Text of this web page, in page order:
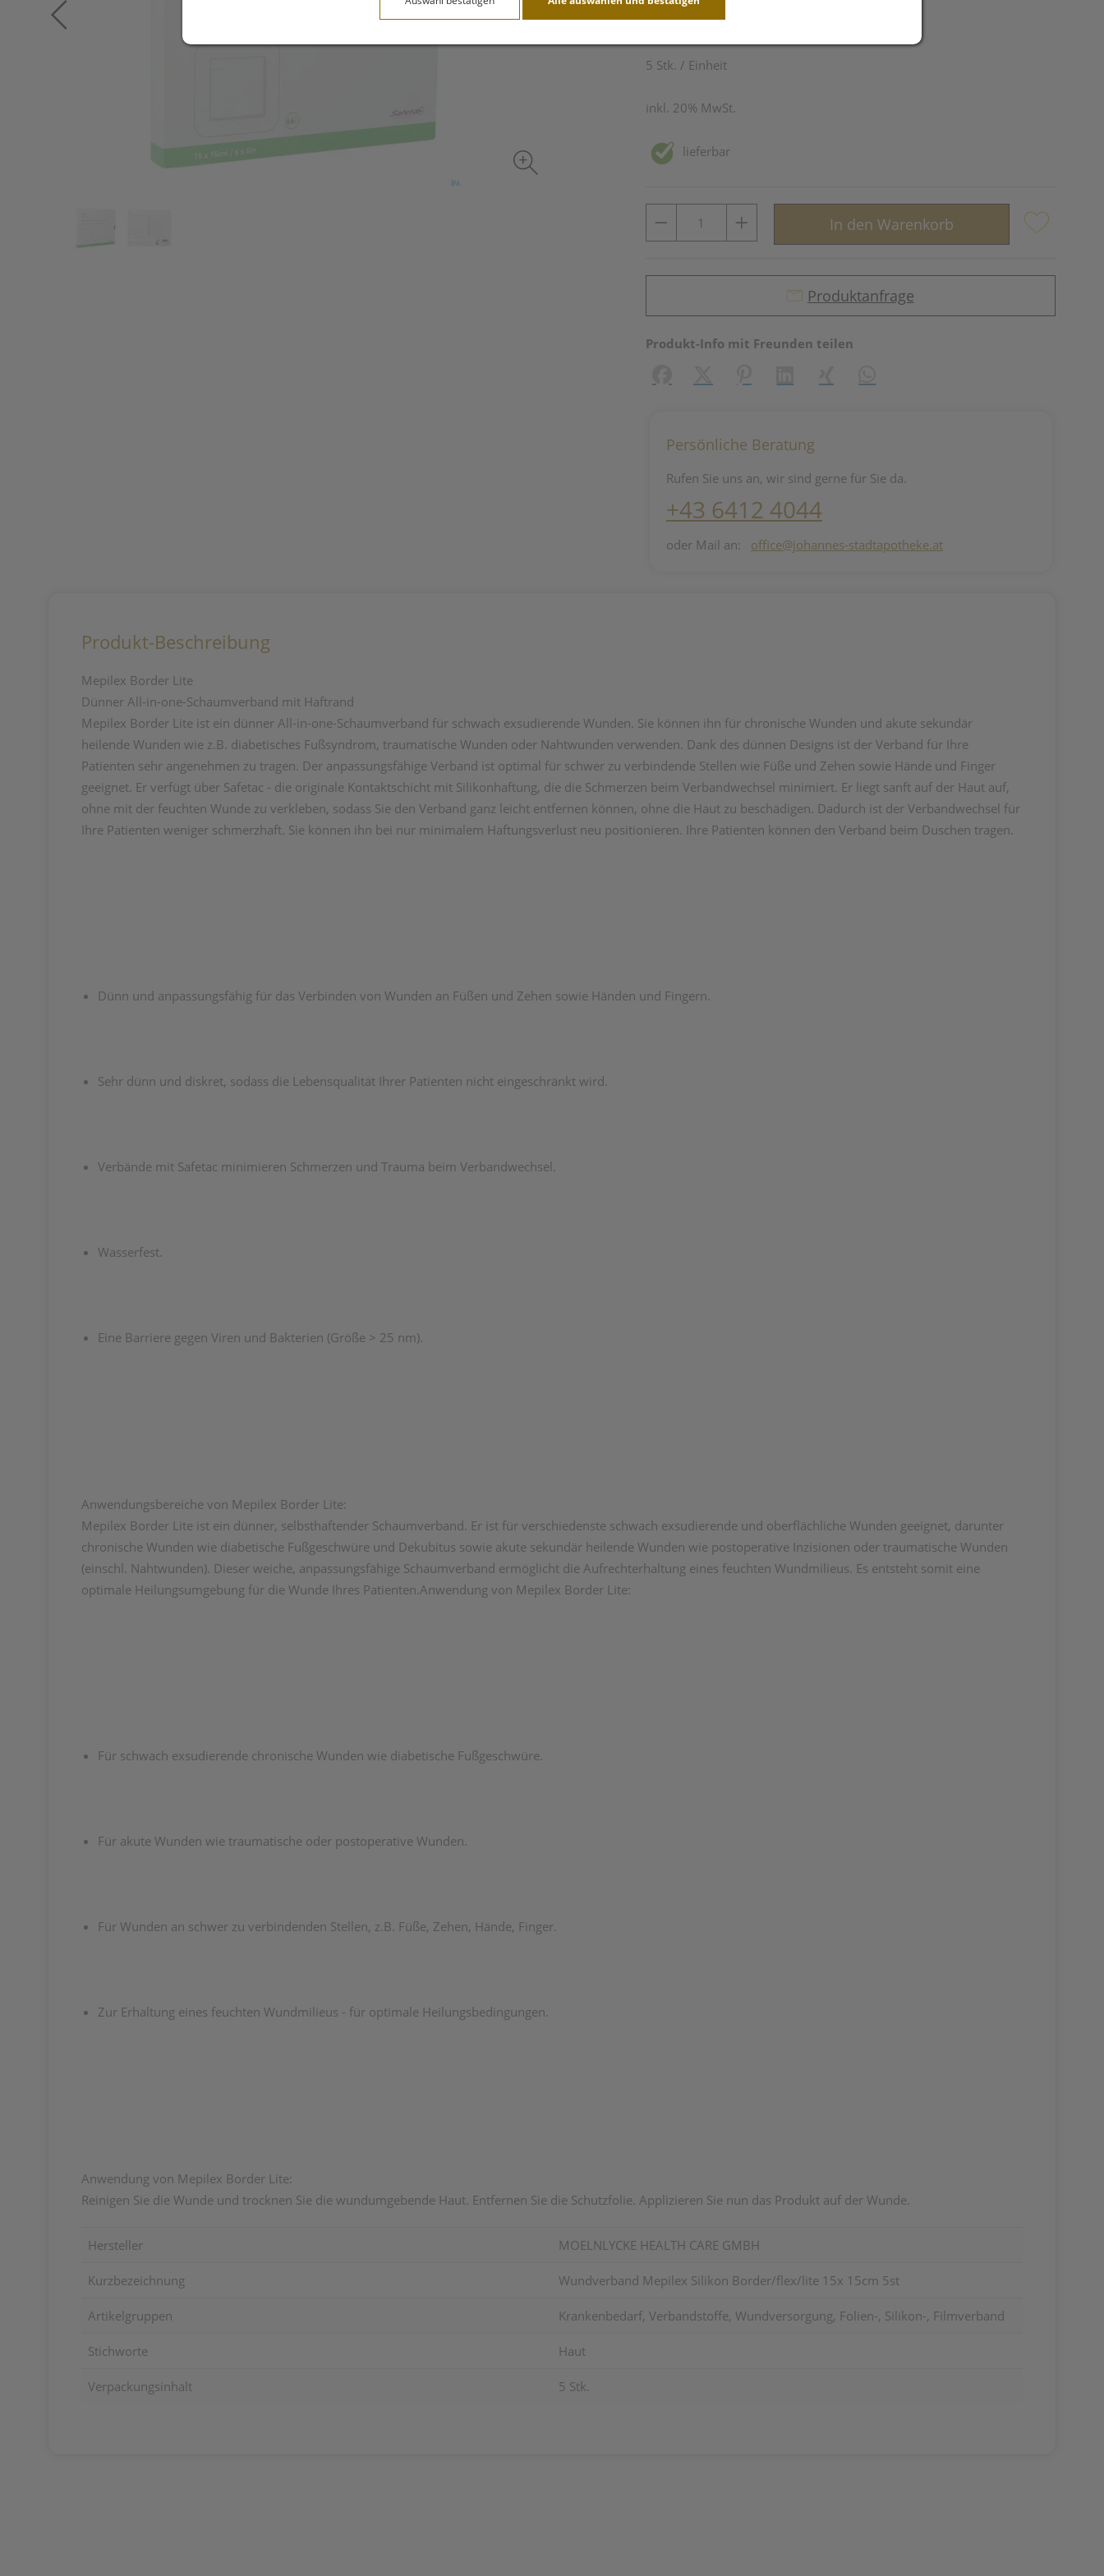
5 Stk. / Einheit
inkl. 20% MwSt.
lieferbar
In den Warenkorb
Produktanfrage
Produkt-Info mit Freunden teilen
Persönliche Beratung
Rufen Sie uns an, wir sind gerne für Sie da.
+43 6412 4044
oder Mail an: office@johannes-stadtapotheke.at
Produkt-Beschreibung
Mepilex Border Lite
Dünner All-in-one-Schaumverband mit Haftrand
Mepilex Border Lite ist ein dünner All-in-one-Schaumverband für schwach exsudierende Wunden. Sie können ihn für chronische Wunden und akute sekundär
heilende Wunden wie z.B. diabetisches Fußsyndrom, traumatische Wunden oder Nahtwunden verwenden. Dank des dünnen Designs ist der Verband für Ihre
Patienten sehr angenehmen zu tragen. Der anpassungsfähige Verband ist optimal für schwer zu verbindende Stellen wie Füße und Zehen sowie Hände und Finger
geeignet. Er verfügt über Safetac - die originale Kontaktschicht mit Silikonhaftung, die die Schmerzen beim Verbandwechsel minimiert. Er liegt sanft auf der Haut auf,
ohne mit der feuchten Wunde zu verkleben, sodass Sie den Verband ganz leicht entfernen können, ohne die Haut zu beschädigen. Dadurch ist der Verbandwechsel für
Ihre Patienten weniger schmerzhaft. Sie können ihn bei nur minimalem Haftungsverlust neu positionieren. Ihre Patienten können den Verband beim Duschen tragen.
Dünn und anpassungsfähig für das Verbinden von Wunden an Füßen und Zehen sowie Händen und Fingern.
Sehr dünn und diskret, sodass die Lebensqualität Ihrer Patienten nicht eingeschränkt wird.
Verbände mit Safetac minimieren Schmerzen und Trauma beim Verbandwechsel.
Wasserfest.
Eine Barriere gegen Viren und Bakterien (Größe > 25 nm).
Anwendungsbereiche von Mepilex Border Lite:
Mepilex Border Lite ist ein dünner, selbsthaftender Schaumverband. Er ist für verschiedenste schwach exsudierende und oberflächliche Wunden geeignet, darunter
chronische Wunden wie diabetische Fußgeschwüre und Dekubitus sowie akute sekundär heilende Wunden wie postoperative Inzisionen oder traumatische Wunden
(einschl. Nahtwunden). Dieser weiche, anpassungsfähige Schaumverband ermöglicht die Aufrechterhaltung eines feuchten Wundmilieus. Es entsteht somit eine
optimale Heilungsumgebung für die Wunde Ihres Patienten.Anwendung von Mepilex Border Lite:
Für schwach exsudierende chronische Wunden wie diabetische Fußgeschwüre.
Für akute Wunden wie traumatische oder postoperative Wunden.
Für Wunden an schwer zu verbindenden Stellen, z.B. Füße, Zehen, Hände, Finger.
Zur Erhaltung eines feuchten Wundmilieus - für optimale Heilungsbedingungen.
Anwendung von Mepilex Border Lite:
Reinigen Sie die Wunde und trocknen Sie die wundumgebende Haut. Entfernen Sie die Schutzfolie. Applizieren Sie nun das Produkt auf der Wunde.
Hersteller MOELNLYCKE HEALTH CARE GMBH
Kurzbezeichnung Wundverband Mepilex Silikon Border/flex/lite 15x 15cm 5st
Artikelgruppen Krankenbedarf, Verbandstoffe, Wundversorgung, Folien-, Silikon-, Filmverband
Stichworte Haut
Verpackungsinhalt 5 Stk.